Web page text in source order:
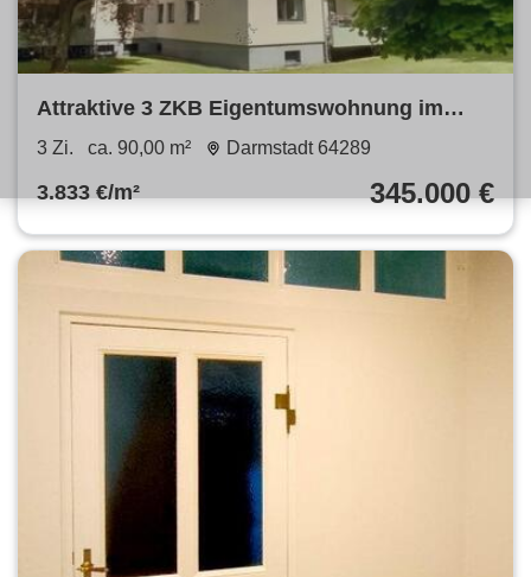
Attraktive 3 ZKB Eigentumswohnung im
begehrten Komponistenviertel
3 Zi. ca. 90,00 m² Darmstadt 64289
3.833 €/m² 345.000 €